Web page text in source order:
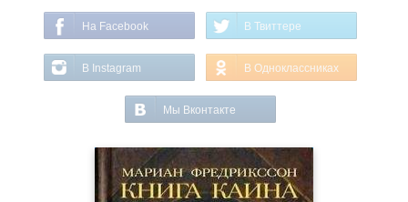
На Facebook В Твиттере
В Instagram В Одноклассниках
Мы Вконтакте